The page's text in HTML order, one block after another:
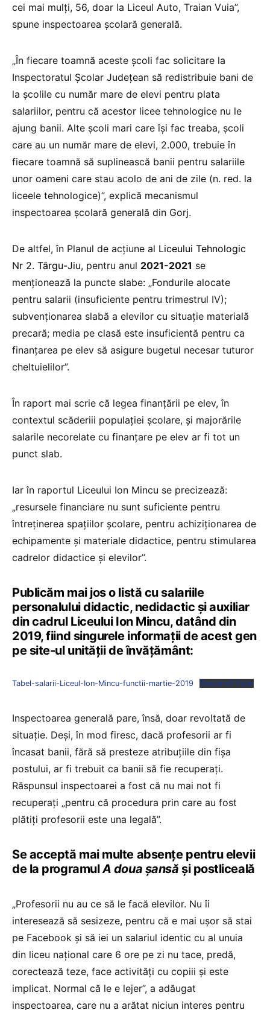
cei mai mulți, 56, doar la Liceul Auto, Traian Vuia”,
spune inspectoarea școlară generală.
„În fiecare toamnă aceste școli fac solicitare la
Inspectoratul Școlar Județean să redistribuie bani de
la școlile cu număr mare de elevi pentru plata
salariilor, pentru că acestor licee tehnologice nu le
ajung banii. Alte școli mari care își fac treaba, școli
care au un număr mare de elevi, 2.000, trebuie în
fiecare toamnă să suplinească banii pentru salariile
unor oameni care stau acolo de ani de zile (n. red. la
liceele tehnologice)”, explică mecanismul
inspectoarea școlară generală din Gorj.
De altfel, în Planul de acțiune al Liceului Tehnologic
Nr 2. Târgu-Jiu, pentru anul 2021-2021 se
menționează la puncte slabe: „Fondurile alocate
pentru salarii (insuficiente pentru trimestrul IV);
subvenţionarea slabă a elevilor cu situaţie materială
precară; media pe clasă este insuficientă pentru ca
finanţarea pe elev să asigure bugetul necesar tuturor
cheltuielilor”.
În raport mai scrie că legea finanţării pe elev, în
contextul scăderiii populaţiei şcolare, și majorările
salarile necorelate cu finanțare pe elev ar fi tot un
punct slab.
Iar în raportul Liceului Ion Mincu se precizează:
„resursele financiare nu sunt suficiente pentru
întreţinerea spaţiilor şcolare, pentru achiziţionarea de
echipamente şi materiale didactice, pentru stimularea
cadrelor didactice şi elevilor”.
Publicăm mai jos o listă cu salariile
personalului didactic, nedidactic și auxiliar
din cadrul Liceului Ion Mincu, datând din
2019, fiind singurele informații de acest gen
pe site-ul unității de învățământ:
Tabel-salarii-Liceul-Ion-Mincu-functii-martie-2019 Descarcă fișier
Inspectoarea generală pare, însă, doar revoltată de
situație. Deși, în mod firesc, dacă profesorii ar fi
încasat banii, fără să presteze atribuțiile din fișa
postului, ar fi trebuit ca banii să fie recuperați.
Răspunsul inspectoarei a fost că nu mai not fi
recuperați „pentru că procedura prin care au fost
plătiți profesorii este una legală”.
Se acceptă mai multe absențe pentru elevii
de la programulA doua șansă și postliceală
„Profesorii nu au ce să le facă elevilor. Nu îi
interesează să sesizeze, pentru că e mai ușor să stai
pe Facebook și să iei un salariul identic cu al unuia
din liceu național care 6 ore pe zi nu tace, predă,
corectează teze, face activități cu copiii și este
implicat. Normal că le e lejer”, a adăugat
inspectoarea, care nu a arătat niciun interes pentru